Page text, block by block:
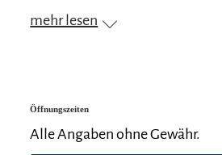
mehr lesen
Öffnungszeiten
Alle Angaben ohne Gewähr.